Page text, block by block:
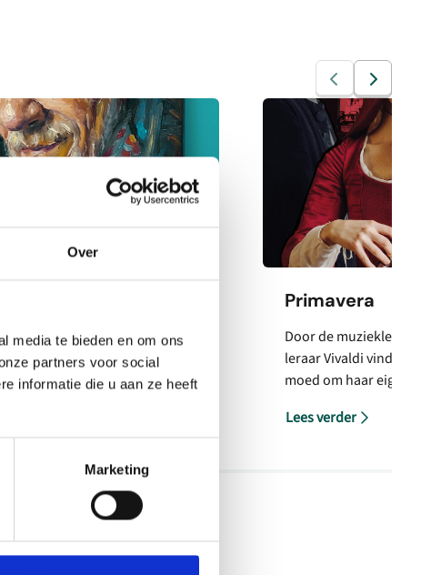
Over
media te bieden en om ons
partners voor social
informatie die u aan ze heeft
Marketing
zus huren een vervalser
in om de erfenis van hun
vader (Ian McKellen) veilig te
Primavera
Door de
leraar Vivaldi vindt
moed om haar eigen
Lees verder